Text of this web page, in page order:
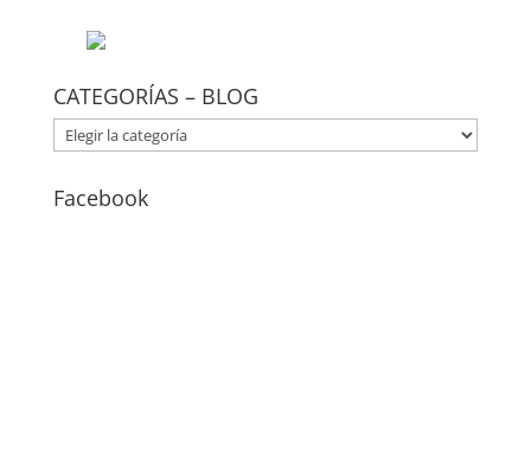
CATEGORÍAS – BLOG
CATEGORÍAS
–
Facebook